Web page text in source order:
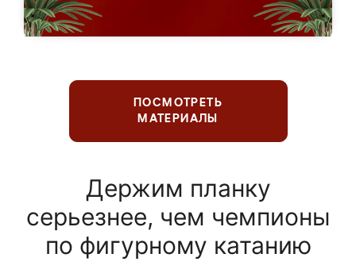
ПОСМОТРЕТЬ
МАТЕРИАЛЫ
Держим планку
серьезнее, чем чемпионы
по фигурному катанию